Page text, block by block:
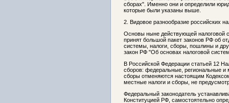
сборах". Именно они и определили
которые были указаны выше.
2. Видовое разнообразие российских
Основы ныне действующей налоговой
принят большой пакет законов РФ об
системы, налоги, сборы, пошлины и
закон РФ "Об основах налоговой
В Российской Федерации статьей 12
сборов: федеральные, региональные
сборы отменяются настоящим
местные налоги и сборы, не
Федеральный законодатель
Конституцией РФ, самостоятельно